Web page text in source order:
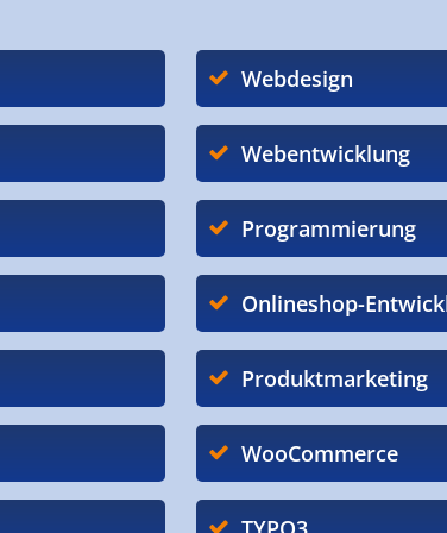
Webdesign
Webentwicklung
Programmierung
Onlineshop-
Produktmarketing
WooCommerce